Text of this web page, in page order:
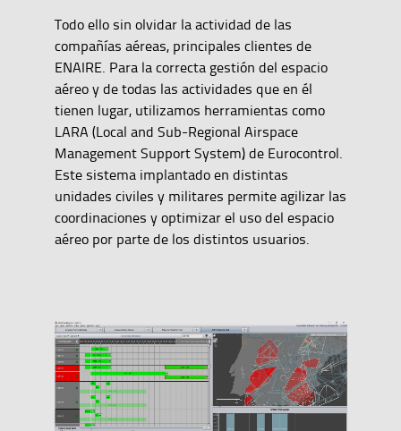
Todo ello sin olvidar la actividad de las
compañías aéreas, principales clientes de
ENAIRE. Para la correcta gestión del espacio
aéreo y de todas las actividades que en él
tienen lugar, utilizamos herramientas como
LARA (Local and Sub-Regional Airspace
Management Support System) de Eurocontrol.
Este sistema implantado en distintas
unidades civiles y militares permite agilizar las
coordinaciones y optimizar el uso del espacio
aéreo por parte de los distintos usuarios.